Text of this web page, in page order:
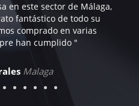
en este sector de Málaga,
fantástico de todo su
comprado en varias
han cumplido "
Malaga